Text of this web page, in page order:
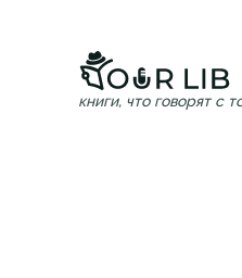
книги, что говорят с